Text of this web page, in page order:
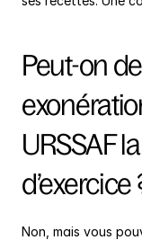
Peut-on
URSSAF
d’exercice
Non, mais vous